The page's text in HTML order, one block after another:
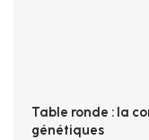
Table ronde : la
génétiques